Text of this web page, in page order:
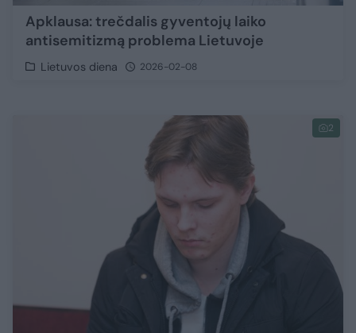
Apklausa: trečdalis gyventojų laiko
antisemitizmą problema Lietuvoje
Lietuvos diena 2026-02-08
2